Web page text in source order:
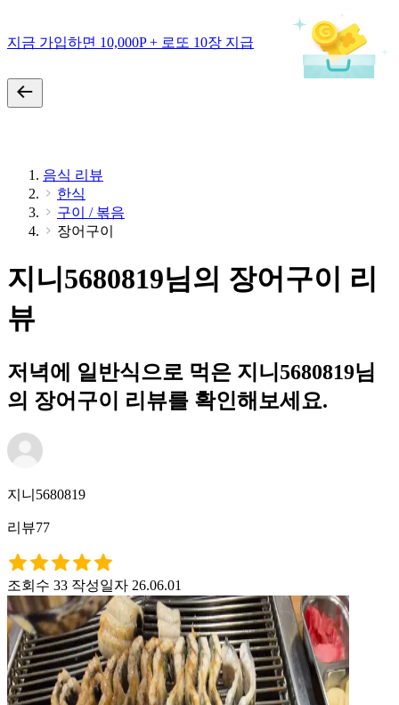
지금 가입하면 10,000P + 로또 10장 지급
음식 리뷰
한식
구이 / 볶음
장어구이
지니5680819님의 장어구이 리
뷰
저녁에 일반식으로 먹은 지니5680819님
의 장어구이 리뷰를 확인해보세요.
지니5680819
리뷰77
조회수 33 작성일자 26.06.01